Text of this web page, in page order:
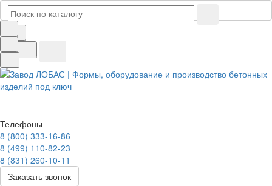
Телефоны
8 (800) 333-16-86
8 (499) 110-82-23
8 (831) 260-10-11
Заказать звонок